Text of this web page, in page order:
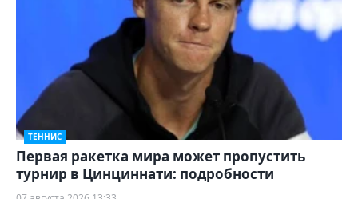
ТЕННИС
Первая ракетка мира может пропустить
турнир в Цинциннати: подробности